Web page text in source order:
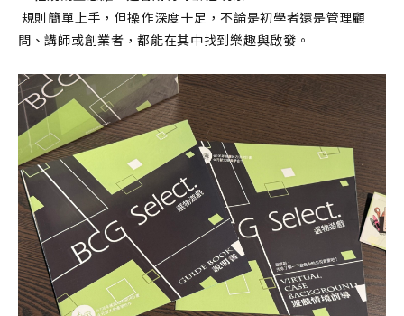
問、講師或創業者，都能在其中找到樂趣與啟發。